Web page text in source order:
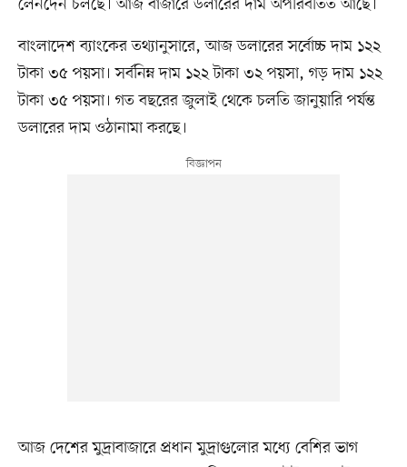
লেনদেন চলছে। আজ বাজারে ডলারের দাম অপরিবর্তিত আছে।
বাংলাদেশ ব্যাংকের তথ্যানুসারে, আজ ডলারের সর্বোচ্চ দাম ১২২
টাকা ৩৫ পয়সা। সর্বনিম্ন দাম ১২২ টাকা ৩২ পয়সা, গড় দাম ১২২
টাকা ৩৫ পয়সা। গত বছরের জুলাই থেকে চলতি জানুয়ারি পর্যন্ত
ডলারের দাম ওঠানামা করছে।
আজ দেশের মুদ্রাবাজারে প্রধান মুদ্রাগুলোর মধ্যে বেশির ভাগ